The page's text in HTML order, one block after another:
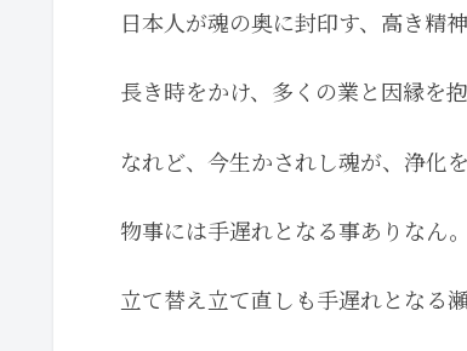
日本人が魂の奥に封印す、高き精
長き時をかけ、多くの業と因縁を
なれど、今生かされし魂が、浄化
物事には手遅れとなる事ありなん。
立て替え立て直しも手遅れとなる